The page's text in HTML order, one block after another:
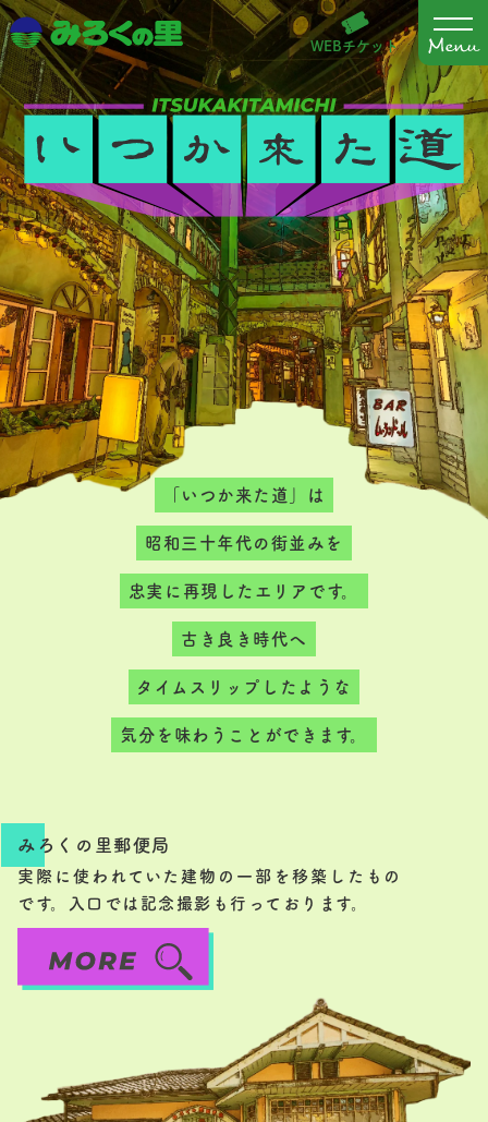
WEBチケット
「いつか来た道」は
昭和三十年代の街並みを
忠実に再現したエリアです。
古き良き時代へ
タイムスリップしたような
気分を味わうことができます。
みろくの里郵便局
実際に使われていた建物の一部を移築したもの
です。入口では記念撮影も行っております。